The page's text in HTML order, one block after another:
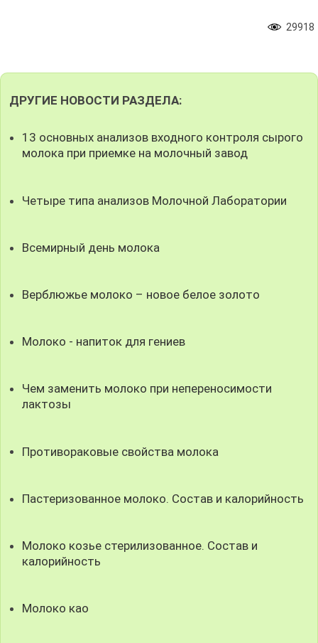
29918
ДРУГИЕ НОВОСТИ РАЗДЕЛА:
13 основных анализов входного контроля сырого
молока при приемке на молочный завод
Четыре типа анализов Молочной Лаборатории
Всемирный день молока
Верблюжье молоко – новое белое золото
Молоко - напиток для гениев
Чем заменить молоко при непереносимости
лактозы
Противораковые свойства молока
Пастеризованное молоко. Состав и калорийность
Молоко козье стерилизованное. Состав и
калорийность
Молоко као